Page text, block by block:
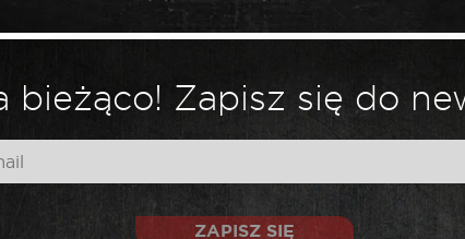
bieżąco! Zapisz się do
ZAPISZ SIĘ